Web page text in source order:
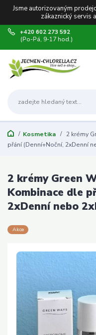
Jsme autorizovaným
zákaznický servis
+420 602 273 592
(Po-Pá, 9-17 hod.)
Kosmetika
2 krémy
přání (Denní+Noční, 2xDenní
2 krémy Green
Kombinace dle
2xDenní nebo
Akce